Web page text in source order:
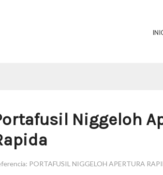
Niggeloh
PORTAFUSIL NIGGELOH APERTURA